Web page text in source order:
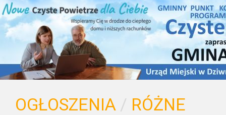
OGŁOSZENIA / RÓŻNE